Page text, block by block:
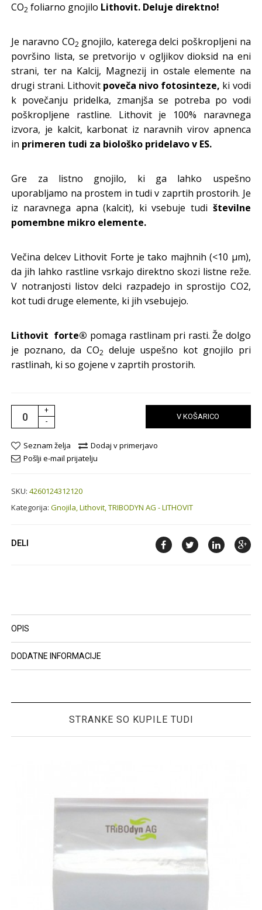
CO2 foliarno gnojilo Lithovit. Deluje direktno!
Je naravno CO2 gnojilo, katerega delci poškropljeni na
površino lista, se pretvorijo v ogljikov dioksid na eni
strani, ter na Kalcij, Magnezij in ostale elemente na
drugi strani. Lithovit poveča nivo fotosinteze, ki vodi
k povečanju pridelka, zmanjša se potreba po vodi
poškropljene rastline. Lithovit je 100% naravnega
izvora, je kalcit, karbonat iz naravnih virov apnenca
in primeren tudi za biološko pridelavo v ES.
Gre za listno gnojilo, ki ga lahko uspešno
uporabljamo na prostem in tudi v zaprtih prostorih. Je
iz naravnega apna (kalcit), ki vsebuje tudi številne
pomembne mikro elemente.
Večina delcev Lithovit Forte je tako majhnih (<10 μm),
da jih lahko rastline vsrkajo direktno skozi listne reže.
V notranjosti listov delci razpadejo in sprostijo CO2,
kot tudi druge elemente, ki jih vsebujejo.
Lithovit forte® pomaga rastlinam pri rasti.Že dolgo
je poznano, da CO2 deluje uspešno kot gnojilo pri
rastlinah, ki so gojene v zaprtih prostorih.
+
-
V KOŠARICO
Seznam želja
Dodaj v primerjavo
Pošlji e-mail prijatelju
SKU:4260124312120
Kategorija:Gnojila,Lithovit,TRIBODYN AG - LITHOVIT
DELI
OPIS
DODATNE INFORMACIJE
STRANKE SO KUPILE TUDI